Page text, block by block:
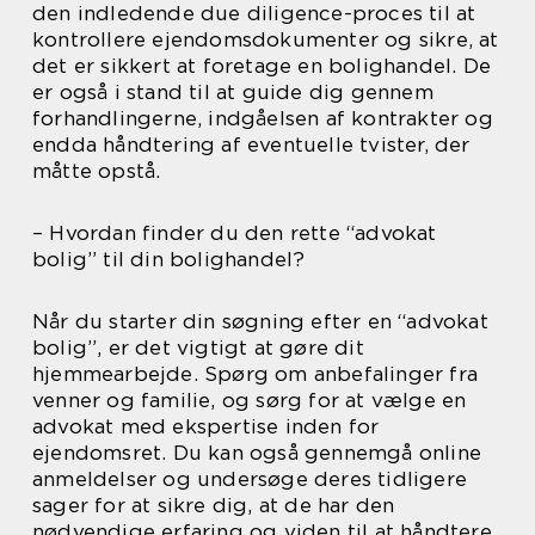
den indledende due diligence-proces til at
kontrollere ejendomsdokumenter og sikre, at
det er sikkert at foretage en bolighandel. De
er også i stand til at guide dig gennem
forhandlingerne, indgåelsen af kontrakter og
endda håndtering af eventuelle tvister, der
måtte opstå.
– Hvordan finder du den rette “advokat
bolig” til din bolighandel?
Når du starter din søgning efter en “advokat
bolig”, er det vigtigt at gøre dit
hjemmearbejde. Spørg om anbefalinger fra
venner og familie, og sørg for at vælge en
advokat med ekspertise inden for
ejendomsret. Du kan også gennemgå online
anmeldelser og undersøge deres tidligere
sager for at sikre dig, at de har den